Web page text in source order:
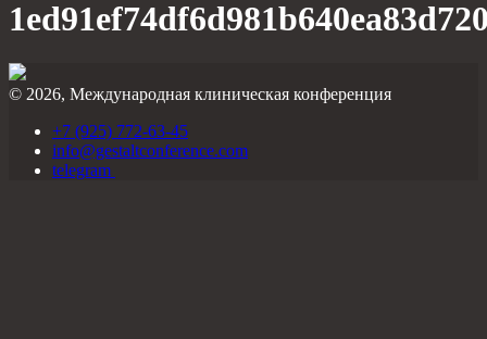
© 2026, Международная клиническая конференция
+7 (925) 772-63-45
info@gestaltconference.com
telegram